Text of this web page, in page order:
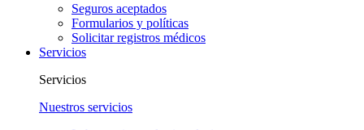
Seguros aceptados
Formularios y políticas
Solicitar registros médicos
Servicios
Servicios
Nuestros servicios